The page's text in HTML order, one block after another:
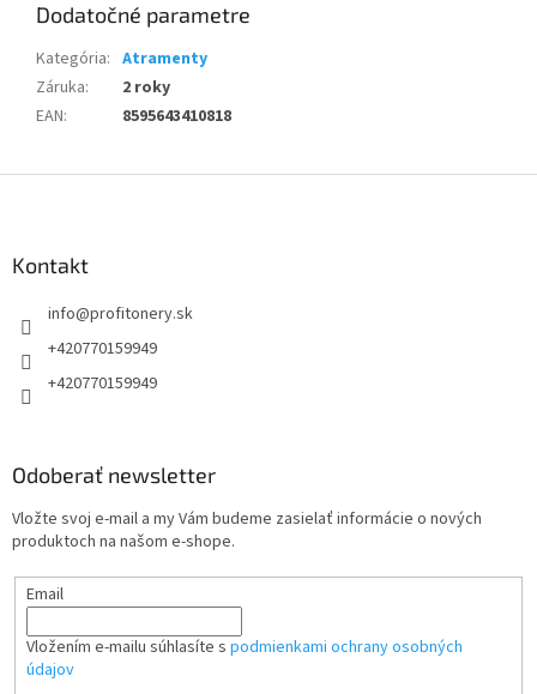
Dodatočné parametre
Kategória: Atramenty
Záruka:
2 roky
EAN: 8595643410818
Kontakt
info@profitonery.sk
+420770159949
+420770159949
Odoberať newsletter
Vložte svoj e-mail a my Vám budeme zasielať informácie o nových
produktoch na našom e-shope.
Email
Vložením e-mailu súhlasíte s podmienkami ochrany osobných
údajov